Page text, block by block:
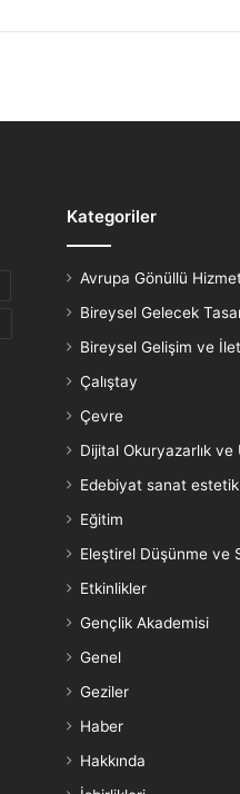
Kategoriler
Avrupa Gönüllü
Bireysel Gelecek
Bireysel Gelişim ve
Çalıştay
Çevre
Dijital Okuryazarlık ve
Edebiyat sanat estetik
Eğitim
Eleştirel Düşünme ve
Etkinlikler
Gençlik Akademisi
Genel
Geziler
Haber
Hakkında